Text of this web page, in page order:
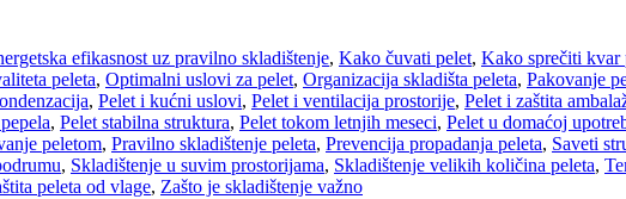
efikasnost uz pravilno skladištenje, Kako čuvati pelet, Kako sprečiti kvar
peleta, Optimalni uslovi za pelet, Organizacija skladišta peleta, Pakovanje
, Pelet i kućni uslovi, Pelet i ventilacija prostorije, Pelet i zaštita
, Pelet stabilna struktura, Pelet tokom letnjih meseci, Pelet u domaćoj
peletom, Pravilno skladištenje peleta, Prevencija propadanja peleta, Saveti
, Skladištenje u suvim prostorijama, Skladištenje velikih količina peleta,
peleta od vlage, Zašto je skladištenje važno